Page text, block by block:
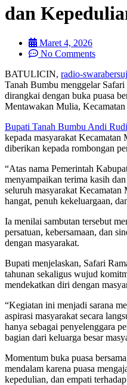
dan
Maret 4, 2026
No Comments
BATULICIN, radio-
Tanah Bumbu menggelar
dirangkai dengan buka puasa
Mentawakan Mulia,
Bupati Tanah Bumbu Andi
kepada masyarakat Kecamatan
diberikan kepada rombongan
“Atas nama Pemerintah
menyampaikan terima kasih
seluruh masyarakat Kecamatan
hangat, penuh kekeluargaan,
Ia menilai sambutan tersebut
persatuan, kebersamaan, dan
dengan masyarakat.
Bupati menjelaskan, Safari
tahunan sekaligus wujud
mendekatkan diri dengan
“Kegiatan ini menjadi sarana
aspirasi masyarakat secara
hanya sebagai penyelenggara
bagian dari keluarga besar
Momentum buka puasa
mendalam karena puasa
kepedulian, dan empati terhadap